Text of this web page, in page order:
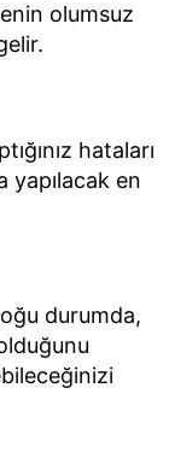
olumsuz
hataları
yapılacak en
durumda,